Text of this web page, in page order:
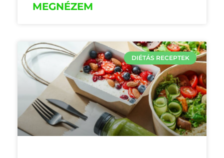
MEGNÉZEM
DIÉTÁS RECEPTEK